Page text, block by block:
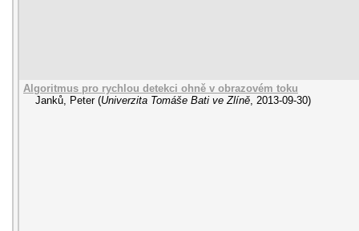
Algoritmus pro rychlou detekci ohně v obrazovém toku
Janků, Peter (Univerzita Tomáše Bati ve Zlíně, 2013-09-30)